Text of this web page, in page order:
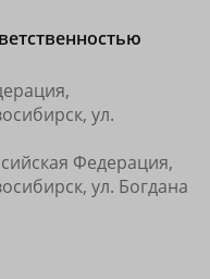
ул.
Федерация,
ул. Богдана